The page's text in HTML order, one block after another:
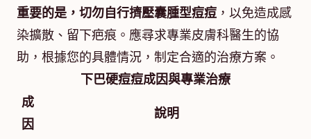
重要的是，切勿自行擠壓囊腫型痘痘 ，以免造成感
染擴散、留下疤痕。應尋求專業皮膚科醫生的協
助，根據您的具體情況，制定合適的治療方案。
下巴硬痘痘成因與專業治療
成
因
說明